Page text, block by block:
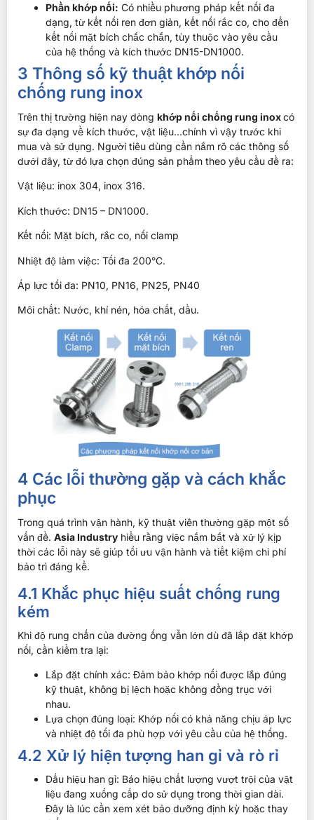
Phần khớp nối: Có nhiều phương pháp kết nối đa
dạng, từ kết nối ren đơn giản, kết nối rắc co, cho đến
kết nối mặt bích chắc chắn, tùy thuộc vào yêu cầu
của hệ thống và kích thước DN15-DN1000.
3 Thông số kỹ thuật khớp nối
chống rung inox
Trên thị trường hiện nay dòng khớp nối chống rung inoxcó
sự đa dạng về kích thước, vật liệu…chính vì vậy trước khi
mua và sử dụng. Người tiêu dùng cần nắm rõ các thông số
dưới đây, từ đó lựa chọn đúng sản phẩm theo yêu cầu đề ra:
Vật liệu: inox 304, inox 316.
Kích thước: DN15 – DN1000.
Kết nối: Mặt bích, rắc co, nối clamp
Nhiệt độ làm việc: Tối đa 200°C.
Áp lực tối đa: PN10, PN16, PN25, PN40
Môi chất: Nước, khí nén, hóa chất, dầu.
4 Các lỗi thường gặp và cách khắc
phục
Trong quá trình vận hành, kỹ thuật viên thường gặp một số
vấn đề. Asia Industry hiểu rằng việc nắm bắt và xử lý kịp
thời các lỗi này sẽ giúp tối ưu vận hành và tiết kiệm chi phí
bảo trì đáng kể.
4.1 Khắc phục hiệu suất chống rung
kém
Khi độ rung chấn của đường ống vẫn lớn dù đã lắp đặt khớp
nối, cần kiểm tra lại:
Lắp đặt chính xác: Đảm bảo khớp nối được lắp đúng
kỹ thuật, không bị lệch hoặc không đồng trục với
nhau.
Lựa chọn đúng loại: Khớp nối có khả năng chịu áp lực
và nhiệt độ tối đa phù hợp với yêu cầu của hệ thống.
4.2 Xử lý hiện tượng han gỉ và rò rỉ
Dấu hiệu han gỉ: Báo hiệu chất lượng vượt trội của vật
liệu đang xuống cấp do sử dụng trong thời gian dài.
Đây là lúc cần xem xét bảo dưỡng định kỳ hoặc thay